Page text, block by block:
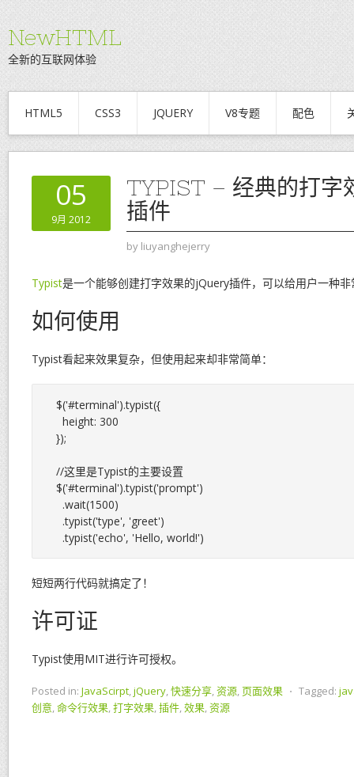
NewHTML
全新的互联网体验
HTML5 CSS3 JQUERY V8专题 配色
05
9月 2012
TYPIST – 经典的打字
插件
by liuyanghejerry
Typist是一个能够创建打字效果的jQuery插件，可以给用户一种
如何使用
Typist看起来效果复杂，但使用起来却非常简单：
$('#terminal').typist({
  height: 300
});
//这里是Typist的主要设置
$('#terminal').typist('prompt')
  .wait(1500)
  .typist('type', 'greet')
短短两行代码就搞定了！
许可证
Typist使用MIT进行许可授权。
Posted in: JavaScirpt,jQuery,快速分享,资源, 页面效果 ⋅ Tagged:
创意,命令行效果,打字效果,插件,效果,资源